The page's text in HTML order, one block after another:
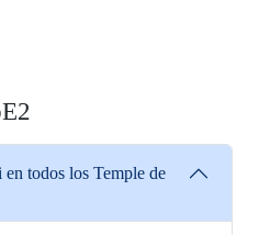
todos los Temple de